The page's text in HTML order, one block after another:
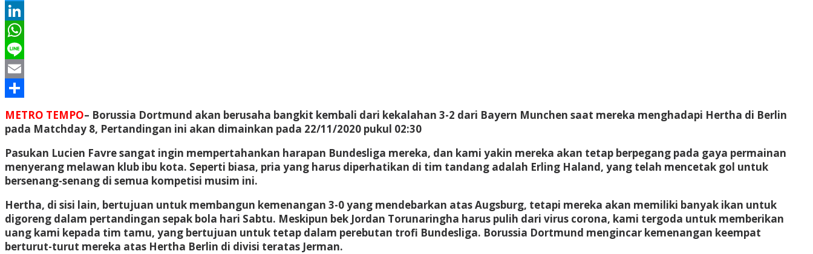
Twitter
LinkedIn
WhatsApp
Line
Email
METRO TEMPO– Borussia Dortmund akan berusaha bangkit kembali dari kekalahan 3-2 dari Bayern Munchen saat mereka menghadapi Hertha di Berlin
pada Matchday 8, Pertandingan ini akan dimainkan pada 22/11/2020 pukul 02:30
Pasukan Lucien Favre sangat ingin mempertahankan harapan Bundesliga mereka, dan kami yakin mereka akan tetap berpegang pada gaya permainan
menyerang melawan klub ibu kota. Seperti biasa, pria yang harus diperhatikan di tim tandang adalah Erling Haland, yang telah mencetak gol untuk
bersenang-senang di semua kompetisi musim ini.
Hertha, di sisi lain, bertujuan untuk membangun kemenangan 3-0 yang mendebarkan atas Augsburg, tetapi mereka akan memiliki banyak ikan untuk
digoreng dalam pertandingan sepak bola hari Sabtu. Meskipun bek Jordan Torunaringha harus pulih dari virus corona, kami tergoda untuk memberikan
uang kami kepada tim tamu, yang bertujuan untuk tetap dalam perebutan trofi Bundesliga. Borussia Dortmund mengincar kemenangan keempat
berturut-turut mereka atas Hertha Berlin di divisi teratas Jerman.